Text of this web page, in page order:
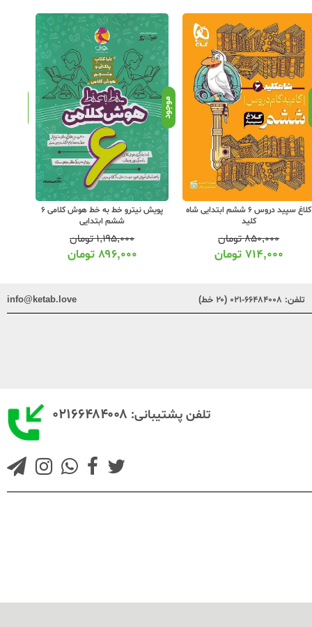
کلاغ سپید دروس 6 ششم ابتدایی شاه
کلید
۸۵۰,۰۰۰تومان
۷۱۴,۰۰۰ تومان
موجود
پویش نیترو خط به خط هوش کلامی 6
ششم ابتدایی
۱,۱۹۵,۰۰۰تومان
۸۹۶,۰۰۰ تومان
تلفن: ۶۶۴۸۴۰۰۸-۰۲۱ (۲۰ خط) info@ketab.love
تلفن پشتیبانی: ۰۲۱۶۶۴۸۴۰۰۸